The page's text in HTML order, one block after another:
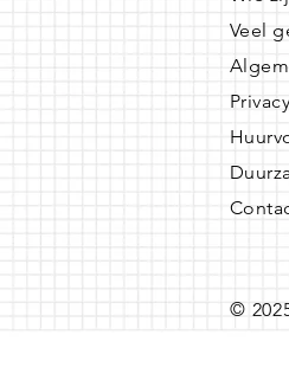
Veel
©